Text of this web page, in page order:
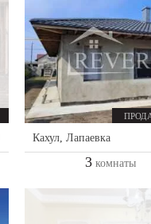
Кахул,Лапаевка
3 комнаты